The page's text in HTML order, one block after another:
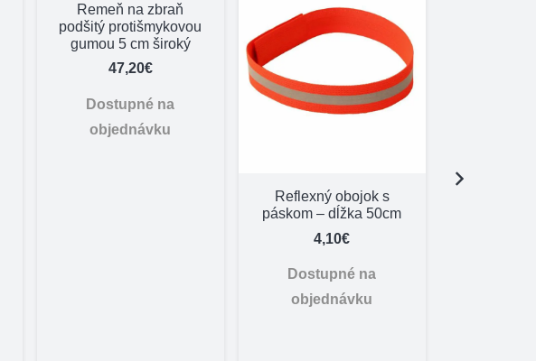
Remeň na zbraň
podšitý protišmykovou
gumou 5 cm široký
47,20€
Dostupné na
objednávku
Reflexný obojok s
páskom – dĺžka 50cm
4,10€
Dostupné na
objednávku